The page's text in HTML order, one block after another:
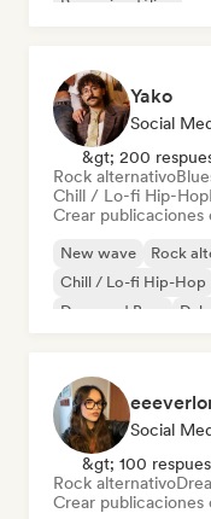
Pop psicodélico
Yako
Social
&gt; 200
Rock alternativo
Chill / Lo-fi Hip-Hop
Crear publicaciones
New wave Rock
Chill / Lo-fi Hip-Hop
Drum and Bass
Social
&gt; 100
Rock alternativo
Crear publicaciones